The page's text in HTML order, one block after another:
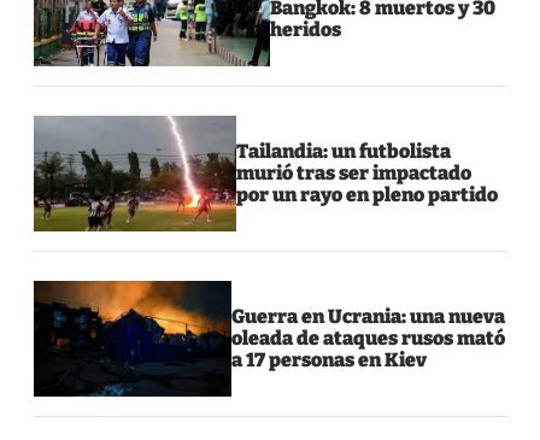
Bangkok: 8 muertos y 30
heridos
Tailandia: un futbolista
murió tras ser impactado
por un rayo en pleno partido
Guerra en Ucrania: una nueva
oleada de ataques rusos mató
a 17 personas en Kiev